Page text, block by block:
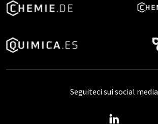
Seguiteci sui social media